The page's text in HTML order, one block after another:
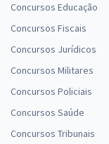
ALEAM - Assembleia
Concursos Educação
Concursos Fiscais
Concursos Jurídicos
Concursos Militares
Concursos Policiais
Concursos Saúde
Concursos Tribunais